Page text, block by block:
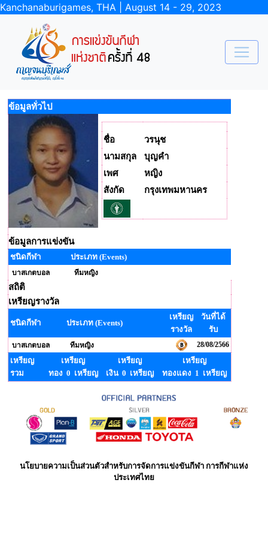
Kanchanaburigames, THA | August 14 - 29, 2023
ข้อมูลทั่วไป
ชื่อ
วรนุช
นามสกุล
บุญคำ
เพศ
หญิง
สังกัด
กรุงเทพมหานคร
ข้อมูลการแข่งขัน
ชนิดกีฬา ประเภท (Events)
บาสเกตบอล ทีมหญิง
สถิติ
เหรียญรางวัล
ชนิดกีฬา ประเภท (Events)
เหรียญ
รางวัล
วันที่ได้
รับ
บาสเกตบอล ทีมหญิง 28/08/2566
เหรียญ
รวม
เหรียญ
ทอง 0 เหรียญ
เหรียญ
เงิน 0 เหรียญ
เหรียญ
ทองแดง 1 เหรียญ
นโยบายความเป็นส่วนตัวสำหรับการจัดการแข่งขันกีฬา การกีฬาแห่ง
ประเทศไทย